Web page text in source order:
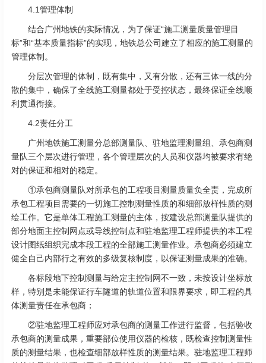
4.1管理体制
结合广州地铁的实际情况，为了保证“施工测量质量管理目
标”和“基本质量指标”的实现，地铁总公司建立了相应的施工测量的
管理体制。
分层次管理的体制，既有集中，又有分散，还有三体一线的分
散的集中，确保了全线施工测量都处于受控状态，最终保证全线顺
利贯通衔接。
4.2责任分工
广州地铁施工测量分总部测量队、驻地监理测量组、承包商测
量队三个层次进行管理，各个管理层次的人员和仪器均被要求有绝
对的保证和相对的稳定。
①承包商测量队对所承包的工程项目测量质量负全责，完成所
承包工程项目需要的一切施工控制测量性质的和细部放样性质的测
绘工作。它是单体工程施工测量的主体，按建设总部测量队提供的
部分地面主控制网点或导线控制点和驻地监理工程师提供的本工程
设计图纸组织完成本段工程的全部施工测量作业。承包商必须建立
健全自己内部行之有效的多级复核制度，以保证测量成果的准确。
各标段地下控制测量与给定主控制网不一致，未按设计坐标放
样，特别是未能保证行车隧道的轨道位置和限界要求，即工程的具
体测量责任在承包商；
②驻地监理工程师应对承包商的测量工作进行监督，包括验收
承包商的测量成果，重要部位使用仪器的检核，既检查控制测量性
质的测量结果，也检查细部放样性质的测量结果。驻地监理工程师